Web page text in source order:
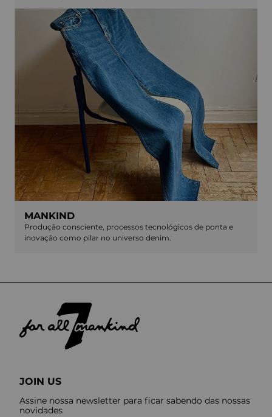
MANKIND
Produção consciente, processos tecnológicos de ponta e
inovação como pilar no universo denim.
JOIN US
Assine nossa newsletter para ficar sabendo das nossas
novidades